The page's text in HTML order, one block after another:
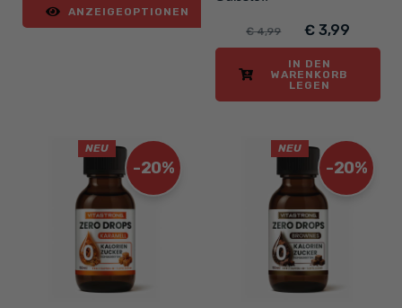
ANZEIGEOPTIONEN
€ 4,99 € 3,99
IN DEN
WARENKORB
LEGEN
-20%
NEU
-20%
NEU